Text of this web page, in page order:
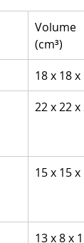
Volume
(cm³)
18 x 18 x
22 x 22 x
15 x 15 x
13 x 8 x 16